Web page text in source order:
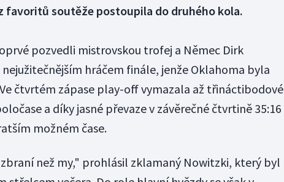
favoritů soutěže postoupila do druhého kola.
pozvedli mistrovskou trofej a Němec Dirk
hráčem finále, jenže Oklahoma byla
čtvrtém zápase play-off vymazala až třináctibodové
a díky jasné převaze v závěrečné čtvrtině 35:16
možném čase.
než my," prohlásil zklamaný Nowitzki, který byl